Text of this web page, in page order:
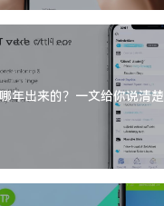
年出来的？一文给你说清楚